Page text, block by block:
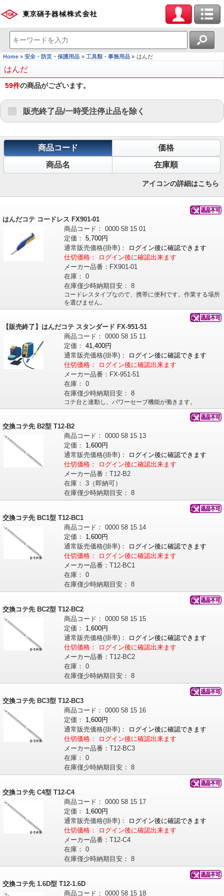
Home 安全・防災・保護用品 工具類・事務用品 はんだ
はんだ
59件の商品がございます。
販売終了品/一時受注停止品を除く
商品コード
価格
商品名
在庫順
アイコンの詳細はこちら
はんだコテ コードレス FX901-01
商品コード： 0000 58 15 01
定価： 5,700円
通常販売価格(掛率)：
ログイン後に確認できます
仕切価格：
ログイン後に確認出来ます
メーカー品番： FX901-01
在庫： 0
在庫僅少時納期目安： 8
コードレスタイプなので、携帯に便利です。作業する場所
を選びません。
【販売終了】はんだコテ スタンダード FX-951-51
商品コード： 0000 58 15 11
定価： 41,400円
通常販売価格(掛率)：
ログイン後に確認できます
仕切価格：
ログイン後に確認出来ます
メーカー品番： FX-951-51
在庫： 0
在庫僅少時納期目安： 8
コテ台と連動し、パワーセーブ機能が働きます。
交換コテ先 B2型 T12-B2
商品コード： 0000 58 15 13
定価：
1,600円
通常販売価格(掛率)：
ログイン後に確認できます
仕切価格：
ログイン後に確認出来ます
メーカー品番： T12-B2
在庫： 3（即納可）
在庫僅少時納期目安： 8
交換コテ先 BC1型 T12-BC1
商品コード： 0000 58 15 14
定価：
1,600円
通常販売価格(掛率)：
ログイン後に確認できます
仕切価格：
ログイン後に確認出来ます
メーカー品番： T12-BC1
在庫： 0
在庫僅少時納期目安： 8
交換コテ先 BC2型 T12-BC2
商品コード： 0000 58 15 15
定価：
1,600円
通常販売価格(掛率)：
ログイン後に確認できます
仕切価格：
ログイン後に確認出来ます
メーカー品番： T12-BC2
在庫： 0
在庫僅少時納期目安： 8
交換コテ先 BC3型 T12-BC3
商品コード： 0000 58 15 16
定価：
1,600円
通常販売価格(掛率)：
ログイン後に確認できます
仕切価格：
ログイン後に確認出来ます
メーカー品番： T12-BC3
在庫： 0
在庫僅少時納期目安： 8
交換コテ先 C4型 T12-C4
商品コード： 0000 58 15 17
定価：
1,600円
通常販売価格(掛率)：
ログイン後に確認できます
仕切価格：
ログイン後に確認出来ます
メーカー品番： T12-C4
在庫： 0
在庫僅少時納期目安： 8
交換コテ先 1.6D型 T12-1.6D
商品コード： 0000 58 15 18